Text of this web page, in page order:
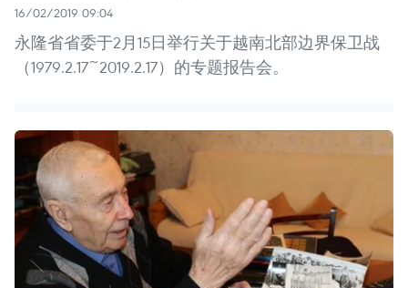
16/02/2019 09:04
永隆省省委于2月15日举行关于越南北部边界保卫战
（1979.2.17~2019.2.17）的专题报告会。